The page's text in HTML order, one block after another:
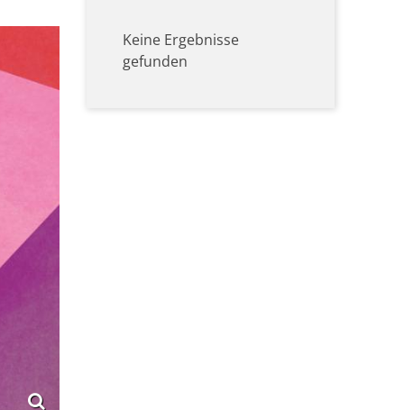
Keine Ergebnisse
gefunden